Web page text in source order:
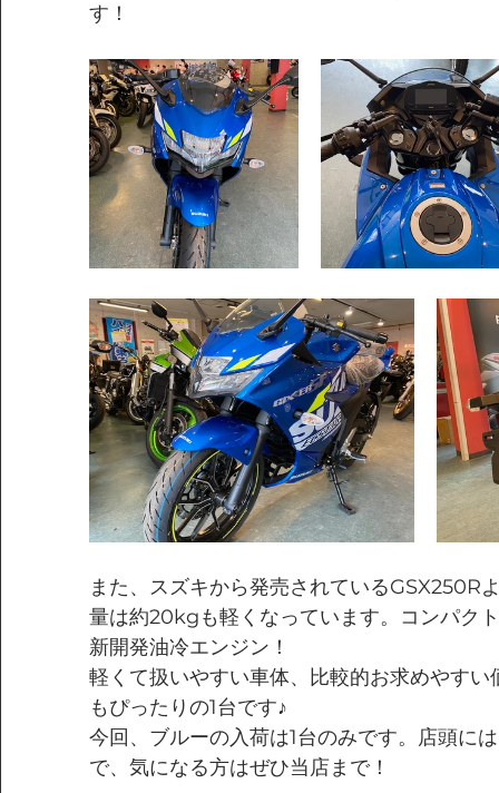
す！
また、スズキから発売されているGSX250R
量は約20kgも軽くなっています。コンパク
新開発油冷エンジン！
軽くて扱いやすい車体、比較的お求めやす
もぴったりの1台です♪
今回、ブルーの入荷は1台のみです。店頭に
で、気になる方はぜひ当店まで！